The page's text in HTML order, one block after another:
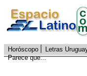
Horóscopo Letras
Parece que...